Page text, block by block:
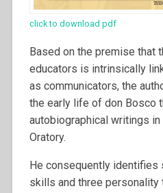
click to download pdf
Based on the premise
educators is intrinsically
as communicators, the
the early life of don Bosco
autobiographical writings
Oratory.
He consequently identifies
skills and three personality